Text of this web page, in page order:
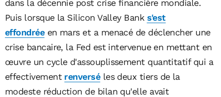
dans la décennie post crise financière mondiale.
Puis lorsque la Silicon Valley Bank s'est
effondréeen mars et a menacé de déclencher une
crise bancaire, la Fed est intervenue en mettant en
œuvre un cycle d'assouplissement quantitatif qui a
effectivement renverséles deux tiers de la
modeste réduction de bilan qu'elle avait